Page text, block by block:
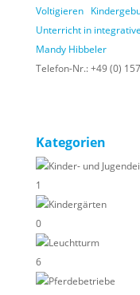
Voltigieren
Unterricht in
Mandy Hibbeler
Telefon-Nr.:+49 (0)
Kategorien
Kinder- und
1
Kindergärten
0
Leuchtturm
6
Pferdebetriebe